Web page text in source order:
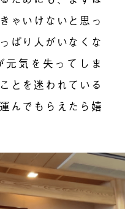
ゃいけないと思っ
ぱり人がいなくな
元気を失ってしま
とを迷われている
んでもらえたら嬉